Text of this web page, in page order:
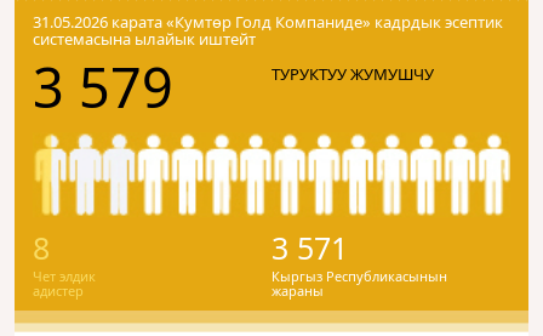
31.05.2026 карата «Кумтɵр Голд Компаниде» кадрдык эсептик
системасына ылайык иштейт
3 579 ТУРУКТУУ ЖУМУШЧУ
8
Чет элдик
адистер
3 571
Кыргыз Республикасынын
жараны